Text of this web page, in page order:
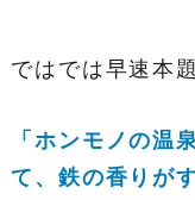
ではでは早速本
「ホンモノの温
て、鉄の香りが